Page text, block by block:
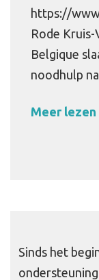
https://
Rode
Belgique
noodhulp
Meer lezen
Sinds het